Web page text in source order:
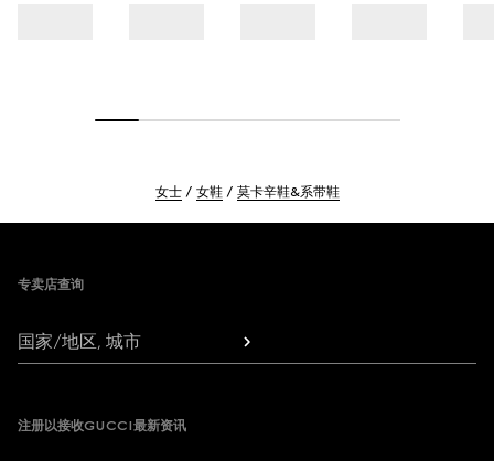
女士 女鞋 莫卡辛鞋&系带鞋
专卖店查询
国家/地区, 城市
注册以接收GUCCI最新资讯